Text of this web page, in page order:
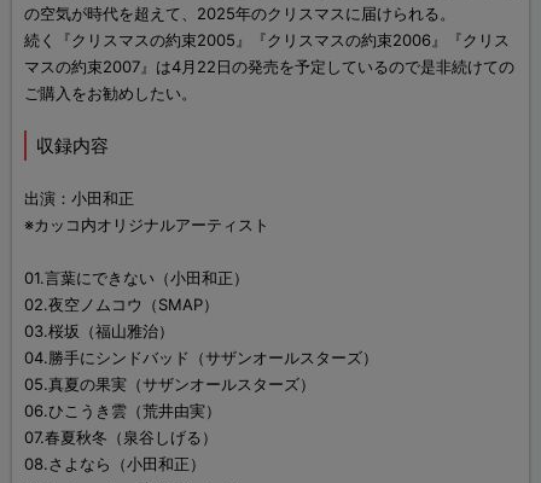
の空気が時代を超えて、2025年のクリスマスに届けられる。
続く『クリスマスの約束2005』『クリスマスの約束2006』『クリス
マスの約束2007』は4月22日の発売を予定しているので是非続けての
ご購入をお勧めしたい。
収録内容
出演：小田和正
※カッコ内オリジナルアーティスト
01.言葉にできない（小田和正）
02.夜空ノムコウ（SMAP）
03.桜坂（福山雅治）
04.勝手にシンドバッド（サザンオールスターズ）
05.真夏の果実（サザンオールスターズ）
06.ひこうき雲（荒井由実）
07.春夏秋冬（泉谷しげる）
08.さよなら（小田和正）